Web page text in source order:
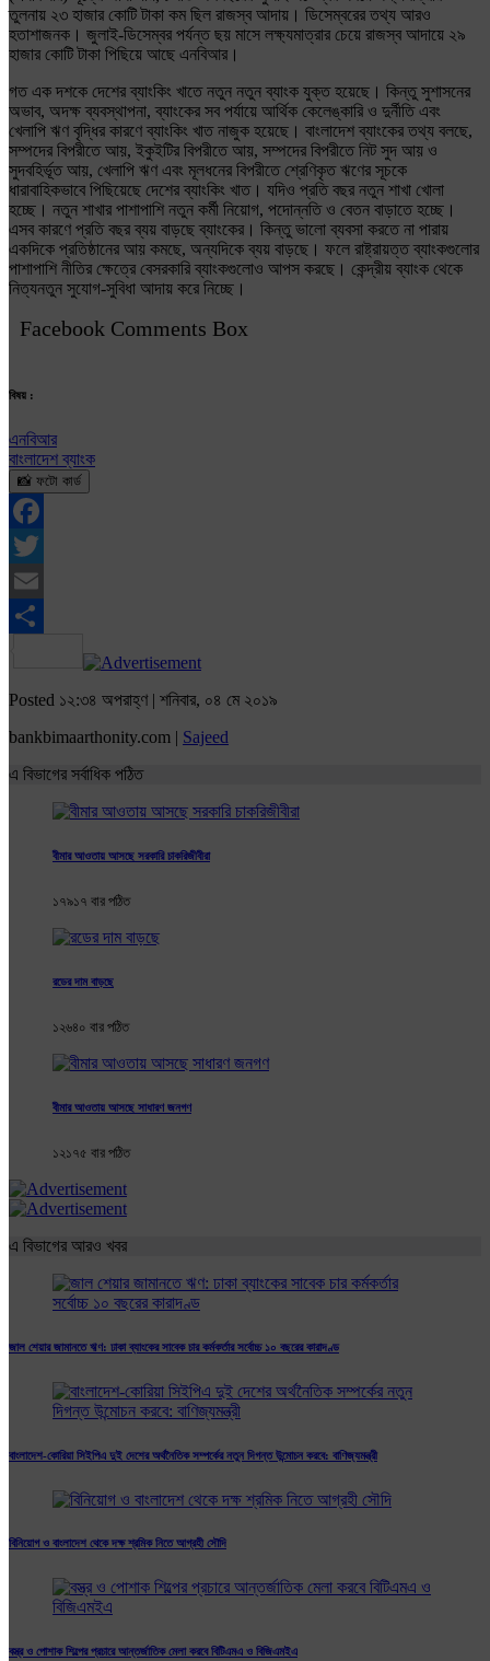
তুলনায় ২৩ হাজার কোটি টাকা কম ছিল রাজস্ব আদায়। ডিসেম্বরের তথ্য আরও
হতাশাজনক। জুলাই-ডিসেম্বর পর্যন্ত ছয় মাসে লক্ষ্যমাত্রার চেয়ে রাজস্ব আদায়ে ২৯
হাজার কোটি টাকা পিছিয়ে আছে এনবিআর।
গত এক দশকে দেশের ব্যাংকিং খাতে নতুন নতুন ব্যাংক যুক্ত হয়েছে। কিন্তু সুশাসনের
অভাব, অদক্ষ ব্যবস্থাপনা, ব্যাংকের সব পর্যায়ে আর্থিক কেলেঙ্কারি ও দুর্নীতি এবং
খেলাপি ঋণ বৃদ্ধির কারণে ব্যাংকিং খাত নাজুক হয়েছে। বাংলাদেশ ব্যাংকের তথ্য বলছে,
সম্পদের বিপরীতে আয়, ইকুইটির বিপরীতে আয়, সম্পদের বিপরীতে নিট সুদ আয় ও
সুদবহির্ভূত আয়, খেলাপি ঋণ এবং মূলধনের বিপরীতে শ্রেণিকৃত ঋণের সূচকে
ধারাবাহিকভাবে পিছিয়েছে দেশের ব্যাংকিং খাত। যদিও প্রতি বছর নতুন শাখা খোলা
হচ্ছে। নতুন শাখার পাশাপাশি নতুন কর্মী নিয়োগ, পদোন্নতি ও বেতন বাড়াতে হচ্ছে।
এসব কারণে প্রতি বছর ব্যয় বাড়ছে ব্যাংকের। কিন্তু ভালো ব্যবসা করতে না পারায়
একদিকে প্রতিষ্ঠানের আয় কমছে, অন্যদিকে ব্যয় বাড়ছে। ফলে রাষ্ট্রায়ত্ত ব্যাংকগুলোর
পাশাপাশি নীতির ক্ষেত্রে বেসরকারি ব্যাংকগুলোও আপস করছে। কেন্দ্রীয় ব্যাংক থেকে
নিত্যনতুন সুযোগ-সুবিধা আদায় করে নিচ্ছে।
Facebook Comments Box
বিষয় :
এনবিআর
বাংলাদেশ ব্যাংক
📸 ফটো কার্ড
Facebook
Twitter
Email
Share
Posted ১২:৩৪ অপরাহ্ণ | শনিবার, ০৪ মে ২০১৯
bankbimaarthonity.com | Sajeed
এ বিভাগের সর্বাধিক পঠিত
বীমার আওতায় আসছে সরকারি চাকরিজীবীরা
১৭৯১৭ বার পঠিত
রডের দাম বাড়ছে
১২৬৪০ বার পঠিত
বীমার আওতায় আসছে সাধারণ জনগণ
১২১৭৫ বার পঠিত
এ বিভাগের আরও খবর
জাল শেয়ার জামানতে ঋণ: ঢাকা ব্যাংকের সাবেক চার কর্মকর্তার সর্বোচ্চ ১০ বছরের কারাদণ্ড
বাংলাদেশ-কোরিয়া সিইপিএ দুই দেশের অর্থনৈতিক সম্পর্কের নতুন দিগন্ত উন্মোচন করবে: বাণিজ্যমন্ত্রী
বিনিয়োগ ও বাংলাদেশ থেকে দক্ষ শ্রমিক নিতে আগ্রহী সৌদি
বস্ত্র ও পোশাক শিল্পের প্রচারে আন্তর্জাতিক মেলা করবে বিটিএমএ ও বিজিএমইএ